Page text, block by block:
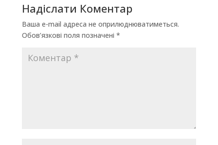
Надіслати Коментар
Ваша e-mail адреса не оприлюднюватиметься.
Обов’язкові поля позначені *